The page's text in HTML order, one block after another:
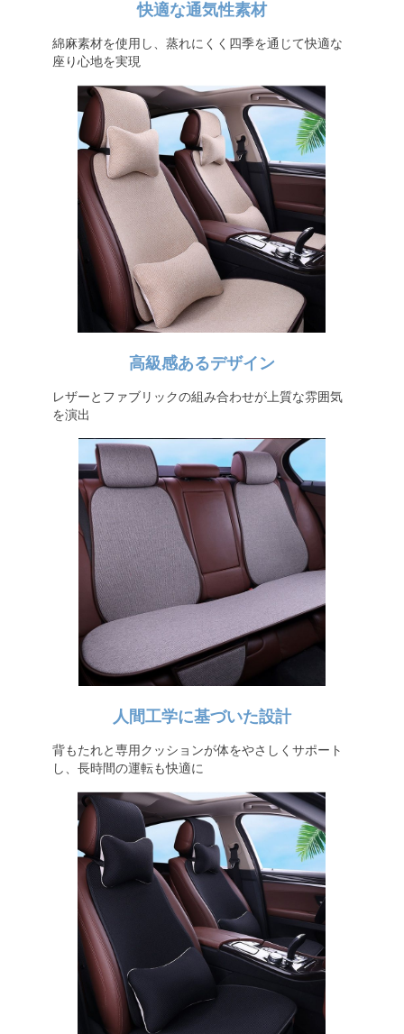
快適な通気性素材
綿麻素材を使用し、蒸れにくく四季を通じて快適な
座り心地を実現
高級感あるデザイン
レザーとファブリックの組み合わせが上質な雰囲気
を演出
人間工学に基づいた設計
背もたれと専用クッションが体をやさしくサポート
し、長時間の運転も快適に